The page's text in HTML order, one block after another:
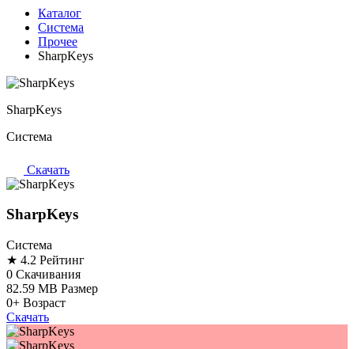
Каталог
Система
Прочее
SharpKeys
SharpKeys
Система
Скачать
SharpKeys
Система
★ 4.2 Рейтинг
0 Скачивания
82.59 MB Размер
0+ Возраст
Скачать